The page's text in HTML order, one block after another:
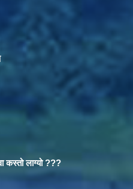
कस्तो लाग्यो ???